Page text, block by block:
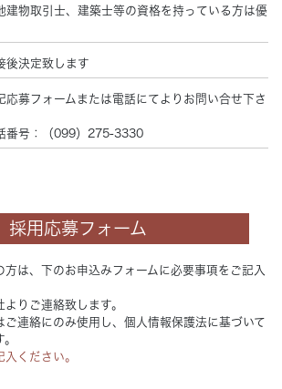
建物取引士、建築士等の資格を持っている方は優
後決定致します
応募フォームまたは電話にてよりお問い合せ下さ
番号：（099）275-3330
採用応募フォーム
方は、下のお申込みフォームに必要事項をご記入
りご連絡致します。
ご連絡にのみ使用し、個人情報保護法に基づいて
ください。